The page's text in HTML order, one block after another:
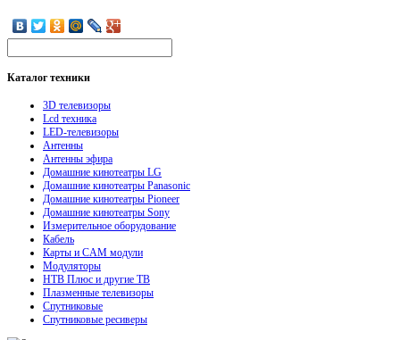
Каталогтехники
3D телевизоры
Lcd техника
LED-телевизоры
Антенны
Антенны эфира
Домашние кинотеатры LG
Домашние кинотеатры Panasonic
Домашние кинотеатры Pioneer
Домашние кинотеатры Sony
Измерительное оборудование
Кабель
Карты и CAM модули
Модуляторы
НТВ Плюс и другие ТВ
Плазменные телевизоры
Спутниковые
Спутниковые ресиверы